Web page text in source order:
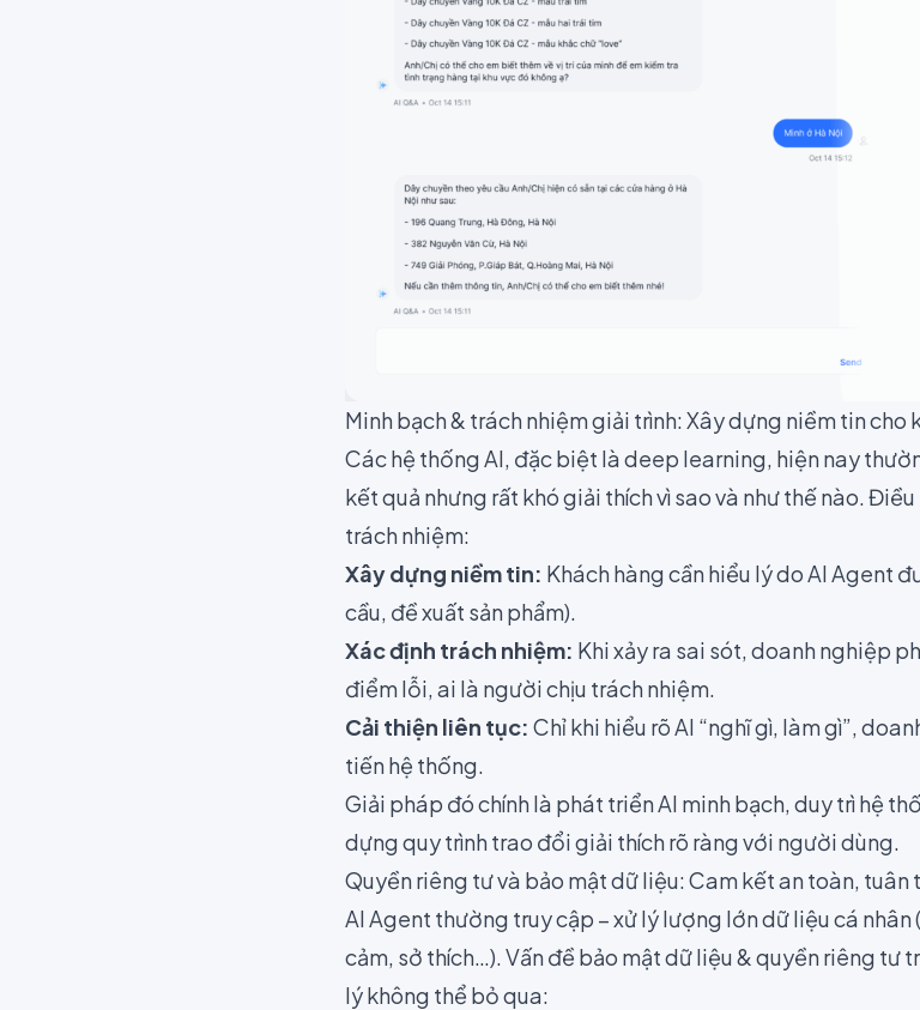
Minh bạch & trách nhiệm giải trình: Xây dựng niềm tin cho
Các hệ thống AI, đặc biệt là deep learning, hiện nay
kết quả nhưng rất khó giải thích vì sao và như thế nào.
trách nhiệm:
Xây dựng niềm tin: Khách hàng cần hiểu lý do AI Agent
cầu, đề xuất sản phẩm).
Xác định trách nhiệm: Khi xảy ra sai sót, doanh nghiệp
điểm lỗi, ai là người chịu trách nhiệm.
Cải thiện liên tục: Chỉ khi hiểu rõ AI “nghĩ gì, làm gì”,
tiến hệ thống.
Giải pháp đó chính là phát triển AI minh bạch, duy trì hệ
dựng quy trình trao đổi giải thích rõ ràng với người dùng.
Quyền riêng tư và bảo mật dữ liệu: Cam kết an toàn, tuân
AI Agent thường truy cập – xử lý lượng lớn dữ liệu cá nhân
cảm, sở thích…). Vấn đề bảo mật dữ liệu & quyền riêng tư
lý không thể bỏ qua: